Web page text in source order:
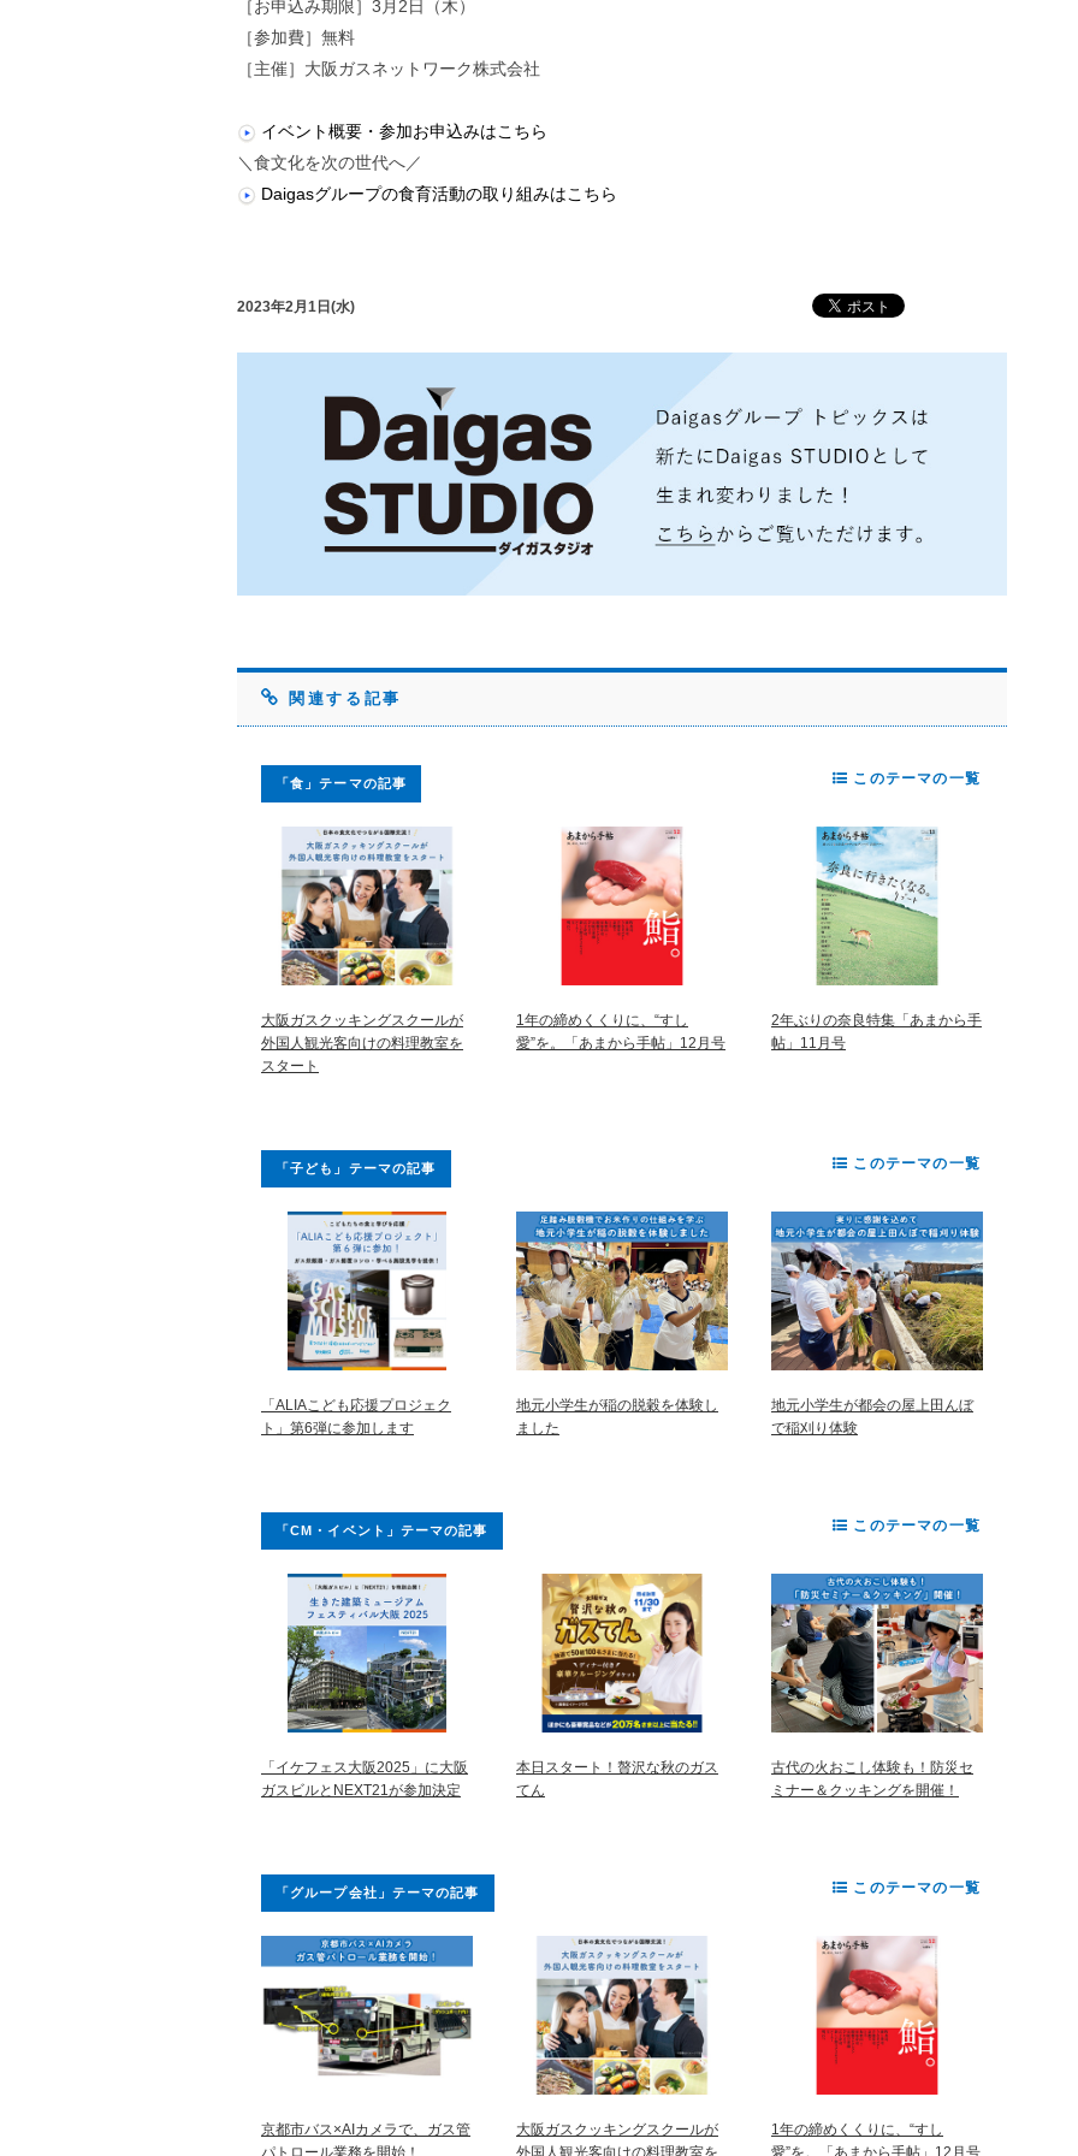
［お申込み期限］3月2日（木）
［参加費］無料
［主催］大阪ガスネットワーク株式会社
イベント概要・参加お申込みはこちら
＼食文化を次の世代へ／
Daigasグループの食育活動の取り組みはこちら
2023年2月1日(水)
関連する記事
「食」テーマの記事
大阪ガスクッキングスクールが
外国人観光客向けの料理教室を
スタート
1年の締めくくりに、“すし
愛”を。「あまから手帖」12月号
2年ぶりの奈良特集「あまから手
帖」11月号
このテーマの一覧
「子ども」テーマの記事
「ALIAこども応援プロジェク
ト」第6弾に参加します
地元小学生が稲の脱穀を体験し
ました
地元小学生が都会の屋上田んぼ
で稲刈り体験
このテーマの一覧
「CM・イベント」テーマの記事
「イケフェス大阪2025」に大阪
ガスビルとNEXT21が参加決定
本日スタート！贅沢な秋のガス
てん
古代の火おこし体験も！防災セ
ミナー＆クッキングを開催！
このテーマの一覧
「グループ会社」テーマの記事
京都市バス×AIカメラで、ガス管
パトロール業務を開始！
大阪ガスクッキングスクールが
外国人観光客向けの料理教室を
1年の締めくくりに、“すし
愛”を。「あまから手帖」12月号
このテーマの一覧